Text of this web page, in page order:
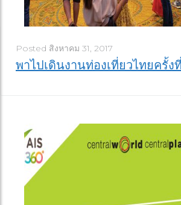
Posted สิงหาคม 31, 2017
พาไปเดินงานท่องเที่ยวไทยครั้ง